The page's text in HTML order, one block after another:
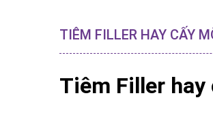
TIÊM FILLER HAY CẤY
Tiêm Filler hay